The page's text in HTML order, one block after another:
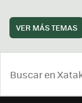
VER MÁS TEMAS